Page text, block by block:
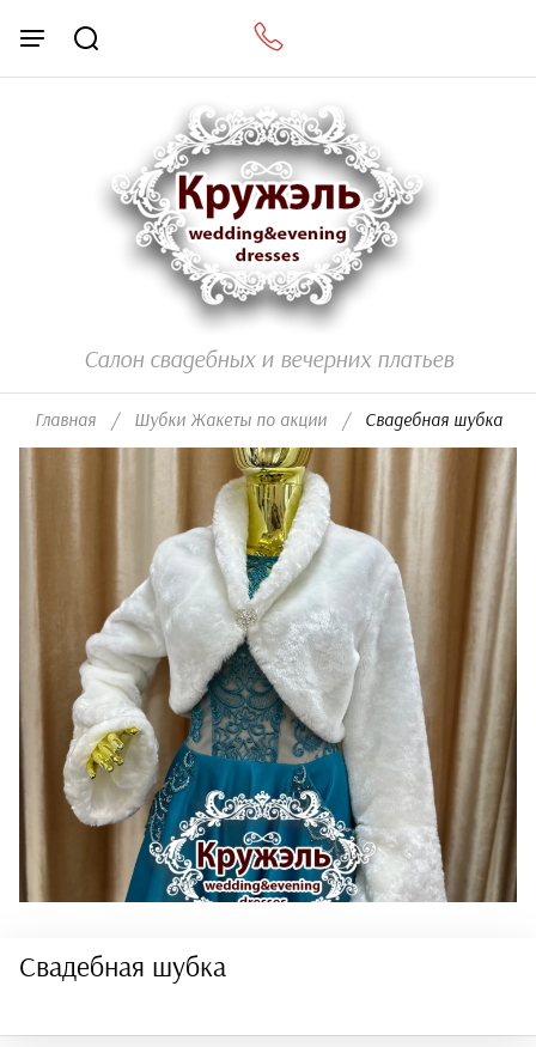
Салон свадебных и вечерних платьев
Главная / Шубки Жакеты по акции /
  Свадебная шубка
Свадебная шубка